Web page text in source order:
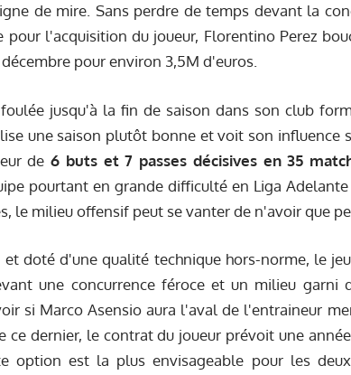
de mire. Sans perdre de temps devant la
pour l'acquisition du joueur, Florentino Perez
pour environ 3,5M d'euros.
jusqu'à la fin de saison dans son club
une saison plutôt bonne et voit son influence
de6 buts et 7 passes décisives en 35
pourtant en grande difficulté en Liga
le milieu offensif peut se vanter de n'avoir que
et doté d'une qualité technique hors-norme, le
une concurrence féroce et un milieu garni
si Marco Asensio aura l'aval de l'entraineur
ce dernier, le contrat du joueur prévoit une
option est la plus envisageable pour les